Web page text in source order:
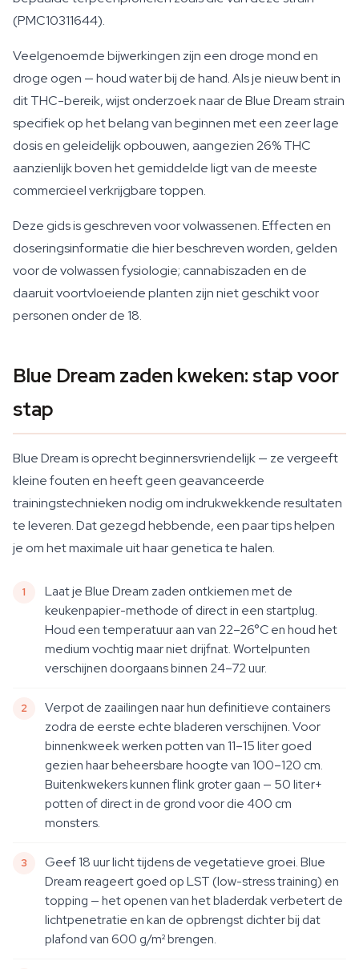
(PMC10311644).
Veelgenoemde bijwerkingen zijn een droge mond en
droge ogen — houd water bij de hand. Als je nieuw bent in
dit THC-bereik, wijst onderzoek naar de Blue Dream strain
specifiek op het belang van beginnen met een zeer lage
dosis en geleidelijk opbouwen, aangezien 26% THC
aanzienlijk boven het gemiddelde ligt van de meeste
commercieel verkrijgbare toppen.
Deze gids is geschreven voor volwassenen. Effecten en
doseringsinformatie die hier beschreven worden, gelden
voor de volwassen fysiologie; cannabiszaden en de
daaruit voortvloeiende planten zijn niet geschikt voor
personen onder de 18.
Blue Dream zaden kweken: stap voor
stap
Blue Dream is oprecht beginnersvriendelijk — ze vergeeft
kleine fouten en heeft geen geavanceerde
trainingstechnieken nodig om indrukwekkende resultaten
te leveren. Dat gezegd hebbende, een paar tips helpen
je om het maximale uit haar genetica te halen.
Laat je Blue Dream zaden ontkiemen met de
keukenpapier-methode of direct in een startplug.
Houd een temperatuur aan van 22–26°C en houd het
medium vochtig maar niet drijfnat. Wortelpunten
verschijnen doorgaans binnen 24–72 uur.
Verpot de zaailingen naar hun definitieve containers
zodra de eerste echte bladeren verschijnen. Voor
binnenkweek werken potten van 11–15 liter goed
gezien haar beheersbare hoogte van 100–120 cm.
Buitenkwekers kunnen flink groter gaan — 50 liter+
potten of direct in de grond voor die 400 cm
monsters.
Geef 18 uur licht tijdens de vegetatieve groei. Blue
Dream reageert goed op LST (low-stress training) en
topping — het openen van het bladerdak verbetert de
lichtpenetratie en kan de opbrengst dichter bij dat
plafond van 600 g/m² brengen.